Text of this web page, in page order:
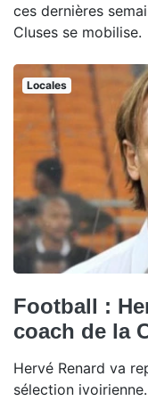
ces dernières
Cluses se mobilise.
Locales
Football :
coach de la
Hervé Renard va
sélection ivoirienne.